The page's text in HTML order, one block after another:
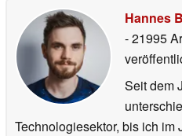
Hannes
- 21995
Seit dem
Technologiesektor, bis ich im